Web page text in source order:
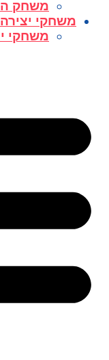
משחק
משחקי
משחקי